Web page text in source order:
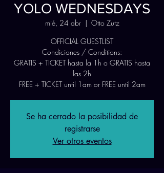
YOLO WEDNESDAYS
mié, 24 abr
  |
Otto Zutz
OFFICIAL GUESTLIST
Condiciones / Conditions:
GRATIS + TICKET hasta la 1h o GRATIS hasta
las 2h
FREE + TICKET until 1am or FREE until 2am
Se ha cerrado la posibilidad de
registrarse
Ver otros eventos